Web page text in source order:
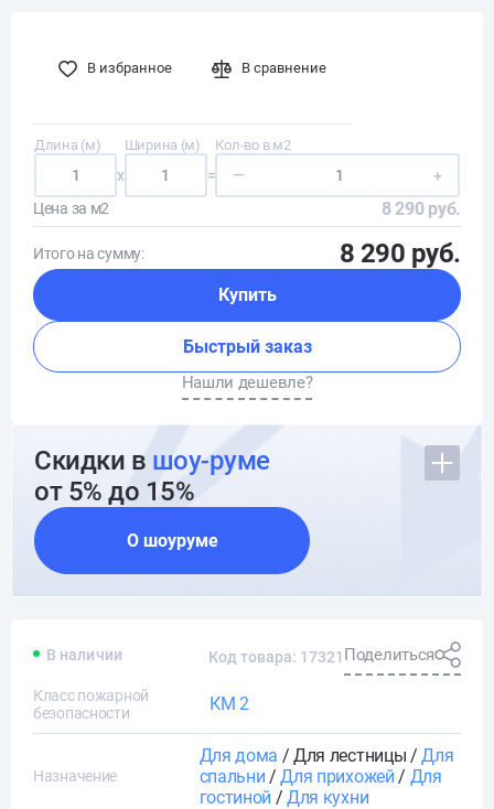
В избранное В сравнение
Длина (м)
x
Ширина (м)
=
Кол-во в м2
—
+
Цена за м2
8 290 руб.
Итого на сумму: 8 290 руб.
Купить
Быстрый заказ
Нашли дешевле?
Скидки в шоу-руме
от 5% до 15%
О шоуруме
В наличии Код товара: 17321 Поделиться
Класс пожарной
безопасности
КМ 2
Назначение
Для дома / Для лестницы /Для
спальни /Для прихожей / Для
гостиной /Для кухни